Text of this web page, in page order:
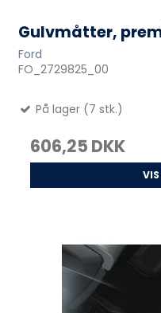
Gulvmåtter,
Ford
FO_2729825_00
På lager (7 stk.)
606,25 DKK